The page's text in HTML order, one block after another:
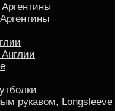
рукавом, Longsleeve